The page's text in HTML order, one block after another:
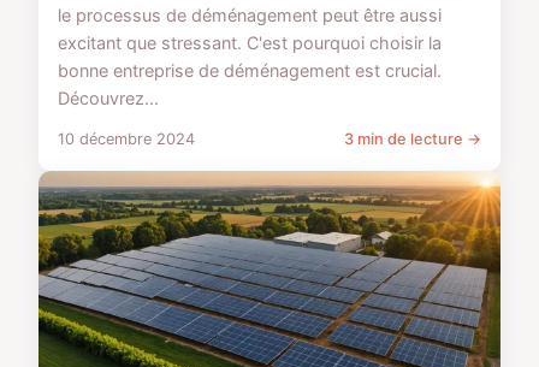
le processus de déménagement peut être aussi
excitant que stressant. C'est pourquoi choisir la
bonne entreprise de déménagement est crucial.
Découvrez...
10 décembre 2024 3 min de lecture →